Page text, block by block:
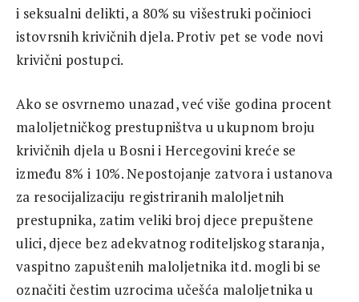
i seksualni delikti, a 80% su višestruki počinioci
istovrsnih krivičnih djela. Protiv pet se vode novi
krivični postupci.
Ako se osvrnemo unazad, već više godina procent
maloljetničkog prestupništva u ukupnom broju
krivičnih djela u Bosni i Hercegovini kreće se
između 8% i 10%. Nepostojanje zatvora i ustanova
za resocijalizaciju registriranih maloljetnih
prestupnika, zatim veliki broj djece prepuštene
ulici, djece bez adekvatnog roditeljskog staranja,
vaspitno zapuštenih maloljetnika itd. mogli bi se
označiti čestim uzrocima učešća maloljetnika u